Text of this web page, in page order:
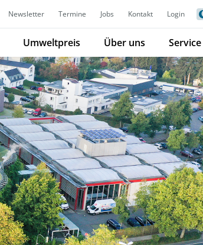
Newsletter Termine Jobs Kontakt Login
Umweltpreis Über uns Service